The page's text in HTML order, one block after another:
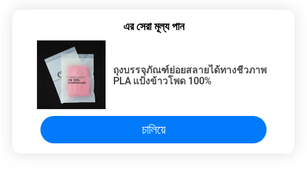
এর সেরা মূল্য পান
ถุงบรรจุภัณฑ์ย่อยสลายได้ทางชีวภาพ
PLA แป้งข้าวโพด 100%
চালিয়ে